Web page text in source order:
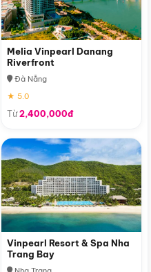
Melia Vinpearl Danang
Riverfront
Đà Nẵng
★ 5.0
Từ2,400,000đ
Vinpearl Resort & Spa Nha
Trang Bay